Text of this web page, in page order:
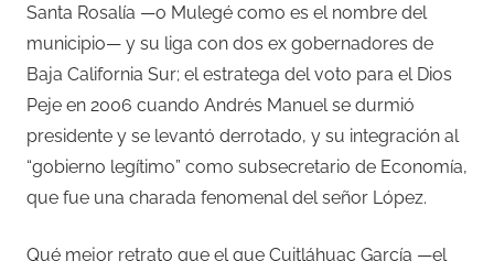
Santa Rosalía —o Mulegé como es el nombre del
municipio— y su liga con dos ex gobernadores de
Baja California Sur; el estratega del voto para el Dios
Peje en 2006 cuando Andrés Manuel se durmió
presidente y se levantó derrotado, y su integración al
“gobierno legítimo” como subsecretario de Economía,
que fue una charada fenomenal del señor López.
Qué mejor retrato que el que Cuitláhuac García —el